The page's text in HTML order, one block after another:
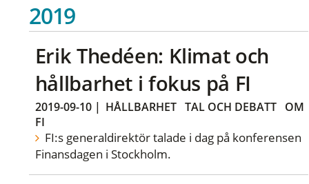
2019
Erik Thedéen: Klimat och
hållbarhet i fokus på FI
2019-09-10| HÅLLBARHET TAL OCH DEBATT
OM
FI
FI:s generaldirektör talade i dag på konferensen
Finansdagen i Stockholm.